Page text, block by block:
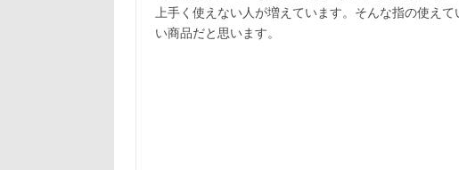
上手く使えない人が増えています。そんな指の使え
い商品だと思います。